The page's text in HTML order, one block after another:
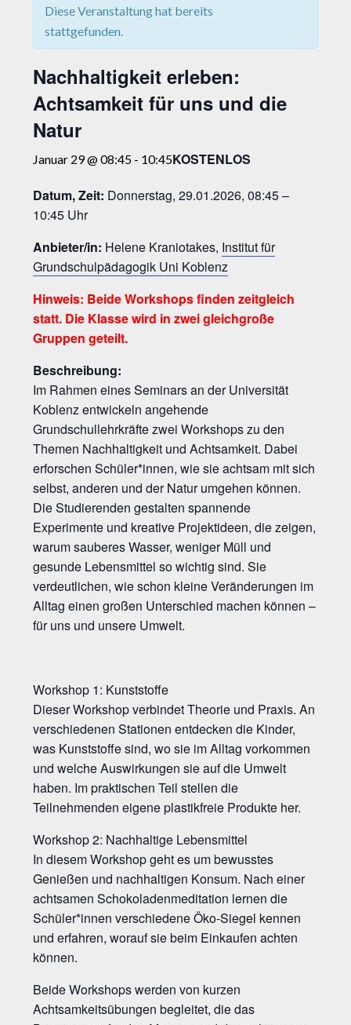
Diese Veranstaltung hat bereits
stattgefunden.
Nachhaltigkeit erleben:
Achtsamkeit für uns und die
Natur
Januar 29 @ 08:45 - 10:45KOSTENLOS
Datum, Zeit: Donnerstag, 29.01.2026, 08:45 –
10:45 Uhr
Anbieter/in: Helene Kraniotakes, Institut für
Grundschulpädagogik Uni Koblenz
Hinweis: Beide Workshops finden zeitgleich
statt. Die Klasse wird in zwei gleichgroße
Gruppen geteilt.
Beschreibung:
Im Rahmen eines Seminars an der Universität
Koblenz entwickeln angehende
Grundschullehrkräfte zwei Workshops zu den
Themen Nachhaltigkeit und Achtsamkeit. Dabei
erforschen Schüler*innen, wie sie achtsam mit sich
selbst, anderen und der Natur umgehen können.
Die Studierenden gestalten spannende
Experimente und kreative Projektideen, die zeigen,
warum sauberes Wasser, weniger Müll und
gesunde Lebensmittel so wichtig sind. Sie
verdeutlichen, wie schon kleine Veränderungen im
Alltag einen großen Unterschied machen können –
für uns und unsere Umwelt.
Workshop 1: Kunststoffe
Dieser Workshop verbindet Theorie und Praxis. An
verschiedenen Stationen entdecken die Kinder,
was Kunststoffe sind, wo sie im Alltag vorkommen
und welche Auswirkungen sie auf die Umwelt
haben. Im praktischen Teil stellen die
Teilnehmenden eigene plastikfreie Produkte her.
Workshop 2: Nachhaltige Lebensmittel
In diesem Workshop geht es um bewusstes
Genießen und nachhaltigen Konsum. Nach einer
achtsamen Schokoladenmeditation lernen die
Schüler*innen verschiedene Öko-Siegel kennen
und erfahren, worauf sie beim Einkaufen achten
können.
Beide Workshops werden von kurzen
Achtsamkeitsübungen begleitet, die das